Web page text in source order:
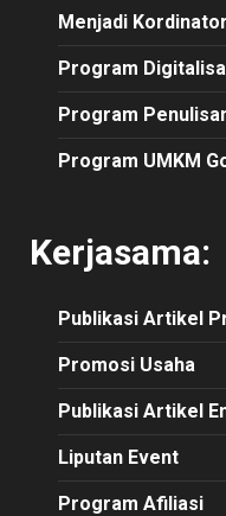
Menjadi
Program
Program
Program UMKM
Kerjasama:
Publikasi Artikel
Promosi Usaha
Publikasi Artikel
Liputan Event
Program Afiliasi